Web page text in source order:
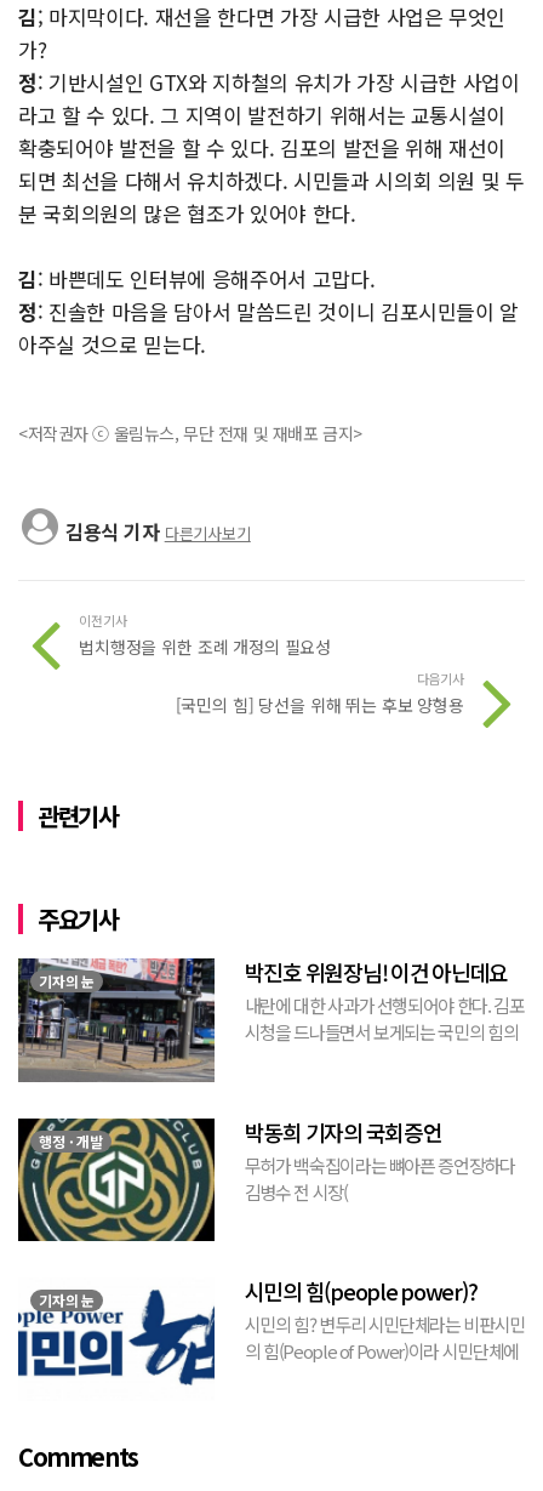
김; 마지막이다. 재선을 한다면 가장 시급한 사업은 무엇인
가?
정: 기반시설인 GTX와 지하철의 유치가 가장 시급한 사업이
라고 할 수 있다. 그 지역이 발전하기 위해서는 교통시설이
확충되어야 발전을 할 수 있다. 김포의 발전을 위해 재선이
되면 최선을 다해서 유치하겠다. 시민들과 시의회 의원 및 두
분 국회의원의 많은 협조가 있어야 한다.
김: 바쁜데도 인터뷰에 응해주어서 고맙다.
정: 진솔한 마음을 담아서 말씀드린 것이니 김포시민들이 알
아주실 것으로 믿는다.
<저작권자 ⓒ 울림뉴스, 무단 전재 및 재배포 금지>
김용식 기자 다른기사보기
이전기사
법치행정을 위한 조례 개정의 필요성
다음기사
[국민의 힘] 당선을 위해 뛰는 후보 양형용
관련기사
주요기사
기자의 눈 박진호 위원장님! 이건 아닌데요
내란에 대한 사과가 선행되어야 한다. 김포
시청을 드나들면서 보게되는 국민의 힘의
이 하...
행정 · 개발 박동희 기자의 국회증언
무허가 백숙집이라는 뼈아픈 증언장하다
김병수 전 시장(
로축구 2부리그에 대해...
기자의 눈 시민의 힘(people power)?
시민의 힘? 변두리 시민단체라는 비판시민
의 힘(People of Power)이라 시민단체에
Comments